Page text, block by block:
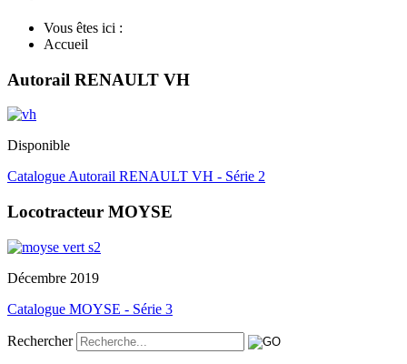
Vous êtes ici :
Accueil
Autorail RENAULT VH
Disponible
Catalogue Autorail RENAULT VH - Série 2
Locotracteur MOYSE
Décembre 2019
Catalogue MOYSE - Série 3
Rechercher